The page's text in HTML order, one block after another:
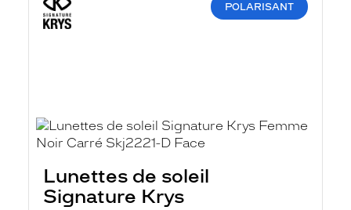
POLARISANT
Lunettes de soleil
Signature Krys